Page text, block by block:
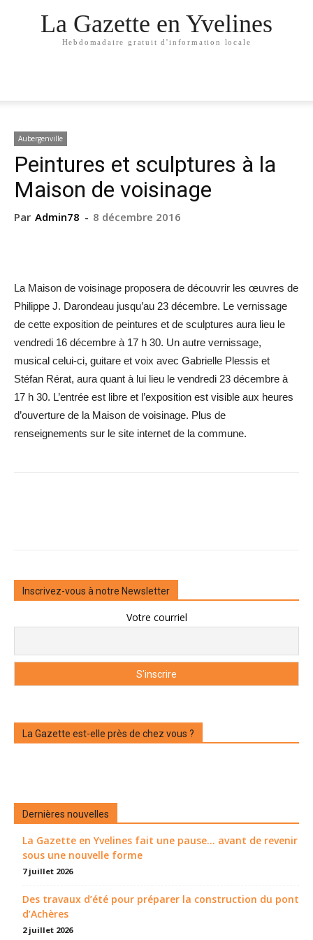
La Gazette en Yvelines
Hebdomadaire gratuit d'information locale
Aubergenville
Peintures et sculptures à la
Maison de voisinage
Par Admin78 - 8 décembre 2016
La Maison de voisinage proposera de découvrir les œuvres de
Philippe J. Darondeau jusqu’au 23 décembre. Le vernissage
de cette exposition de peintures et de sculptures aura lieu le
vendredi 16 décembre à 17 h 30. Un autre vernissage,
musical celui-ci, guitare et voix avec Gabrielle Plessis et
Stéfan Rérat, aura quant à lui lieu le vendredi 23 décembre à
17 h 30. L’entrée est libre et l’exposition est visible aux heures
d’ouverture de la Maison de voisinage. Plus de
renseignements sur le site internet de la commune.
Inscrivez-vous à notre Newsletter
Votre courriel
La Gazette est-elle près de chez vous ?
Dernières nouvelles
La Gazette en Yvelines fait une pause... avant de revenir
sous une nouvelle forme
7 juillet 2026
Des travaux d’été pour préparer la construction du pont
d’Achères
2 juillet 2026